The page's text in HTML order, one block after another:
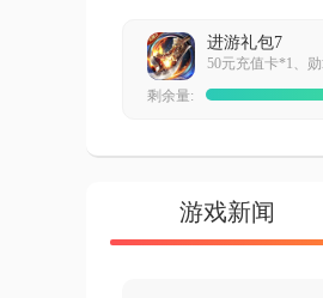
进游礼包7
剩余量:
游戏新闻